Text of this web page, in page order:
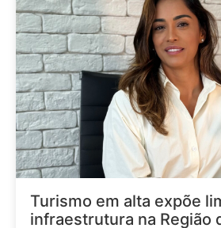
Turismo em alta expõe
infraestrutura na Região